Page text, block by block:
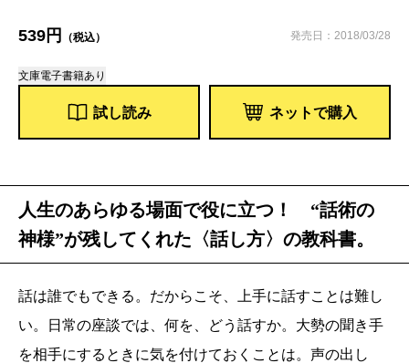
539円 （税込） 発売日：2018/03/28
文庫電子書籍あり
試し読み ネットで購入
人生のあらゆる場面で役に立つ！ “話術の
神様”が残してくれた〈話し方〉の教科書。
話は誰でもできる。だからこそ、上手に話すことは難し
い。日常の座談では、何を、どう話すか。大勢の聞き手
を相手にするときに気を付けておくことは。声の出し